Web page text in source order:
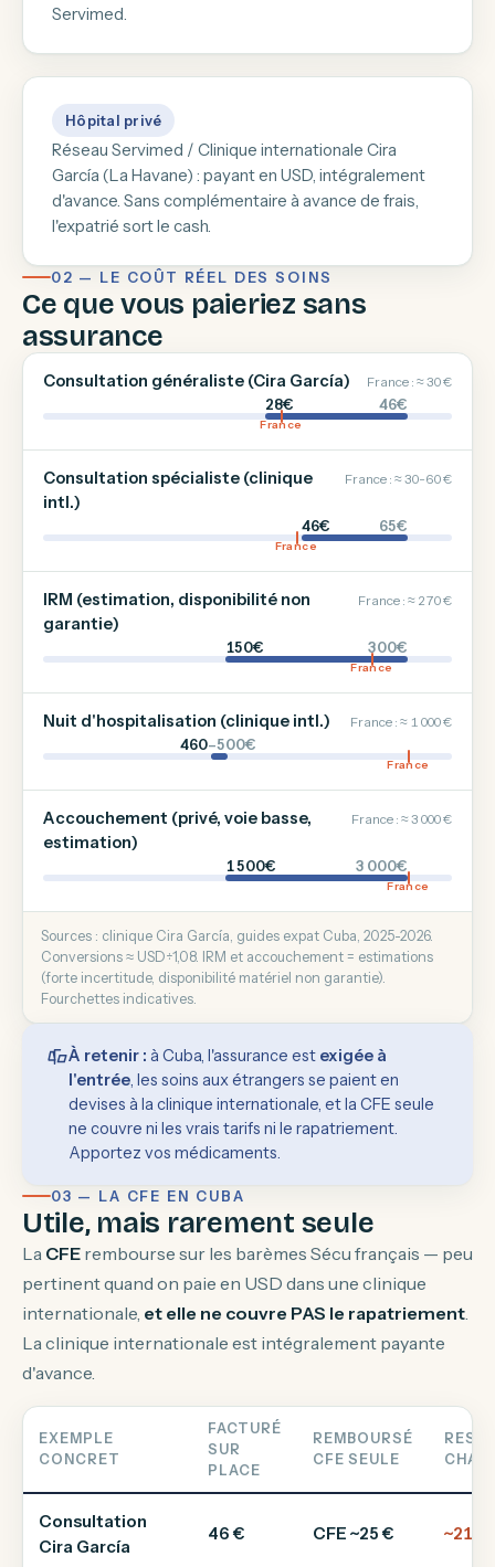
Servimed.
Hôpital privé
Réseau Servimed / Clinique internationale Cira
García (La Havane) : payant en USD, intégralement
d'avance. Sans complémentaire à avance de frais,
l'expatrié sort le cash.
02 — LE COÛT RÉEL DES SOINS
Ce que vous paieriez sans
assurance
Consultation généraliste (Cira García) France : ≈ 30 €
28€ 46€
France
Consultation spécialiste (clinique
intl.)
France : ≈ 30-60 €
46€ 65€
France
IRM (estimation, disponibilité non
garantie)
France : ≈ 270 €
150€ 300€
France
Nuit d'hospitalisation (clinique intl.) France : ≈ 1 000 €
460–500€
France
Accouchement (privé, voie basse,
estimation)
France : ≈ 3 000 €
1 500€ 3 000€
France
Sources : clinique Cira García, guides expat Cuba, 2025-2026.
Conversions ≈ USD÷1,08. IRM et accouchement = estimations
(forte incertitude, disponibilité matériel non garantie).
Fourchettes indicatives.
À retenir : à Cuba, l'assurance est exigée à
l'entrée, les soins aux étrangers se paient en
devises à la clinique internationale, et la CFE seule
ne couvre ni les vrais tarifs ni le rapatriement.
Apportez vos médicaments.
03 — LA CFE EN CUBA
Utile, mais rarement seule
La CFE rembourse sur les barèmes Sécu français — peu
pertinent quand on paie en USD dans une clinique
internationale, et elle ne couvre PAS le rapatriement.
La clinique internationale est intégralement payante
d'avance.
EXEMPLE
CONCRET
FACTURÉ
SUR
PLACE
REMBOURSÉ
CFE SEULE
Consultation
Cira García
46 € CFE ~25 € ~21 €